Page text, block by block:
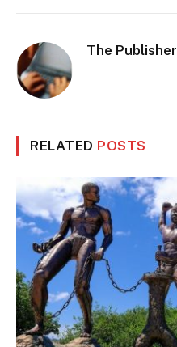
The Publisher
RELATED POSTS